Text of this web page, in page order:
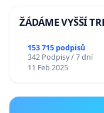
ŽÁDÁME VYŠŠÍ
153 715 podpisů
342 Podpisy / 7 dní
11 Feb 2025